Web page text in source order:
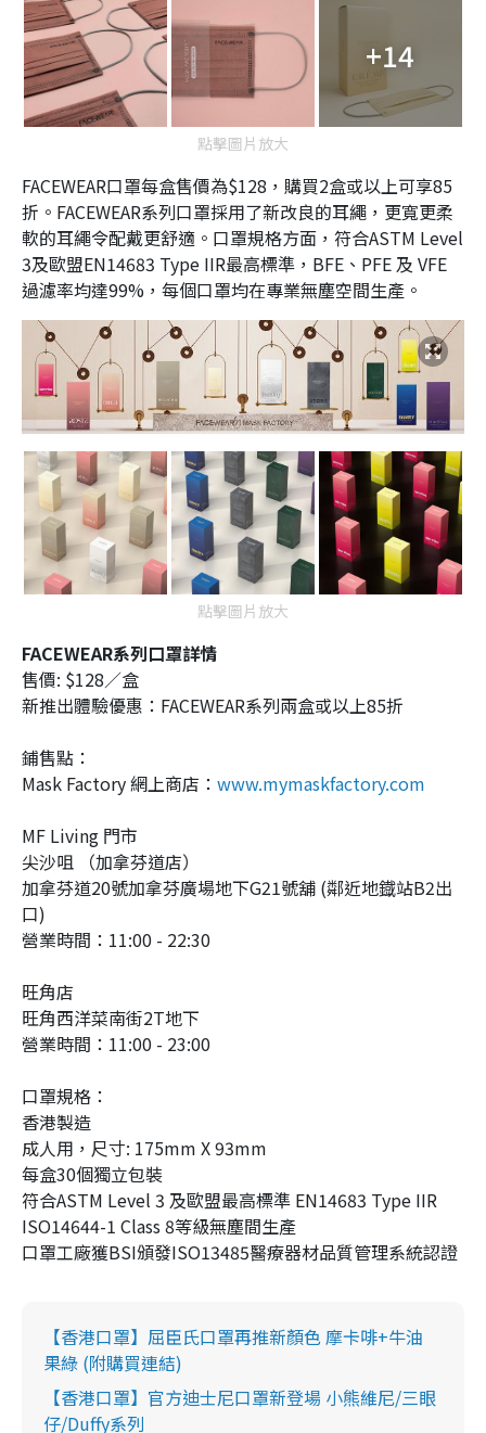
+14
點擊圖片放大
FACEWEAR口罩每盒售價為$128，購買2盒或以上可享85
折。FACEWEAR系列口罩採用了新改良的耳繩，更寬更柔
軟的耳繩令配戴更舒適。口罩規格方面，符合ASTM Level
3及歐盟EN14683 Type IIR最高標準，BFE、PFE 及 VFE
過濾率均達99%，每個口罩均在專業無塵空間生產。
點擊圖片放大
FACEWEAR系列口罩詳情
售價: $128／盒
新推出體驗優惠：FACEWEAR系列兩盒或以上85折
鋪售點：
Mask Factory 網上商店： www.mymaskfactory.com
MF Living 門市
尖沙咀 （加拿芬道店）
加拿芬道20號加拿芬廣場地下G21號舖 (鄰近地鐡站B2出
口)
營業時間：11:00 - 22:30
旺角店
旺角西洋菜南街2T地下
營業時間：11:00 - 23:00
口罩規格：
香港製造
成人用，尺寸: 175mm X 93mm
每盒30個獨立包裝
符合ASTM Level 3 及歐盟最高標準 EN14683 Type IIR
ISO14644-1 Class 8等級無塵間生產
口罩工廠獲BSI頒發ISO13485醫療器材品質管理系統認證
【香港口罩】屈臣氏口罩再推新顏色 摩卡啡+牛油
果綠 (附購買連結)
【香港口罩】官方迪士尼口罩新登場 小熊維尼/三眼
仔/Duffy系列